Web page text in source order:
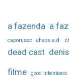
a fazenda a
caporusso chaos a.d.
dead cast
filme
good intentions